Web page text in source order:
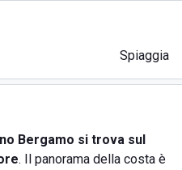
Spiaggia
Bergamo si trova sul
. Il panorama della costa è